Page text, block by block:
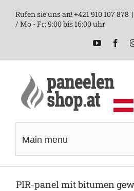
Rufen sie uns an! +421 910 107 878 |
/ Mo - Fr: 9:00 bis 16:00 uhr
YouTube
Main menu
PIR-panel mit bitumen